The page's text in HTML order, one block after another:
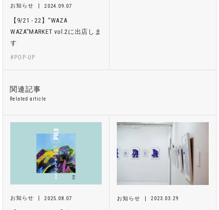
お知らせ 2024.09.07
【9/21 - 22】“WAZA
WAZA“MARKET vol.2に出店しま
す
#POP-UP
関連記事
Related article
お知らせ 2025.08.07 お知らせ 2023.03.29